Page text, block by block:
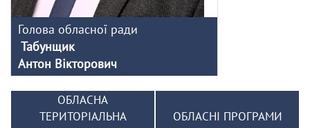
Голова обласної ради
Табунщик
Антон Вікторович
ОБЛАСНА
ТЕРИТОРІАЛЬНА
ОБЛАСНІ ПРОГРАМИ